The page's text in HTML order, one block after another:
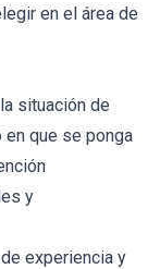
en el área de
situación de
que se ponga
y
experiencia y